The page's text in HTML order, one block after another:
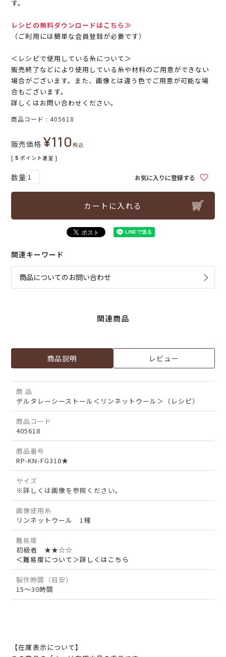
す。
レシピの無料ダウンロードはこちら≫
（ご利用には簡単な会員登録が必要です）
＜レシピで使用している糸について＞
販売終了などにより使用している糸や材料のご用意ができない
場合がございます。また、画像とは違う色でご用意が可能な場
合もございます。
詳しくはお問い合わせください。
商品コード 405618
販売価格 ¥110税込
[ 5 ポイント進呈 ]
お気に入りに登録する
カートに入れる
関連キーワード
商品についてのお問い合わせ
関連商品
商品説明 レビュー
商 品
デルタレーシーストール＜リンネットウール＞（レシピ）
商品コード
405618
商品番号
RP-KN-FG318★
サイズ
※詳しくは画像を参照ください。
画像使用糸
リンネットウール 1種
難易度
初級者 ★★☆☆
＜難易度について＞詳しくはこちら
製作時間（目安）
15～30時間
【在庫表示について】